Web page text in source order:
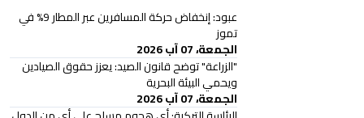
عبود: إنخفاض حركة المسافرين عبر المطار 9% في
تموز
الجمعة، 07 آب 2026
"الزراعة" توضح قانون الصيد: يعزز حقوق الصيادين
ويحمي البيئة البحرية
الجمعة، 07 آب 2026